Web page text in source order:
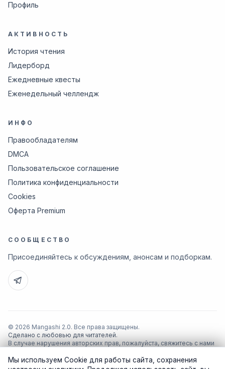
Профиль
АКТИВНОСТЬ
История чтения
Лидерборд
Ежедневные квесты
Еженедельный челлендж
ИНФО
Правообладателям
DMCA
Пользовательское соглашение
Политика конфиденциальности
Cookies
Оферта Premium
СООБЩЕСТВО
Присоединяйтесь к обсуждениям, анонсам и подборкам.
© 2026 Mangashi 2.0. Все права защищены.
Сделано с любовью для читателей.
В случае нарушения авторских прав, пожалуйста, свяжитесь с нами